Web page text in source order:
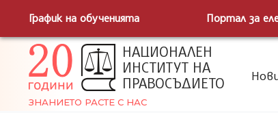
График на обученията Портал за
НАЦИОНАЛЕН
ИНСТИТУТ НА
ПРАВОСЪДИЕТО
ЗНАНИЕТО РАСТЕ С НАС